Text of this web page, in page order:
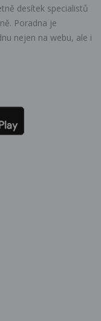
desítek specialistů
Poradna je
nejen na webu, ale i